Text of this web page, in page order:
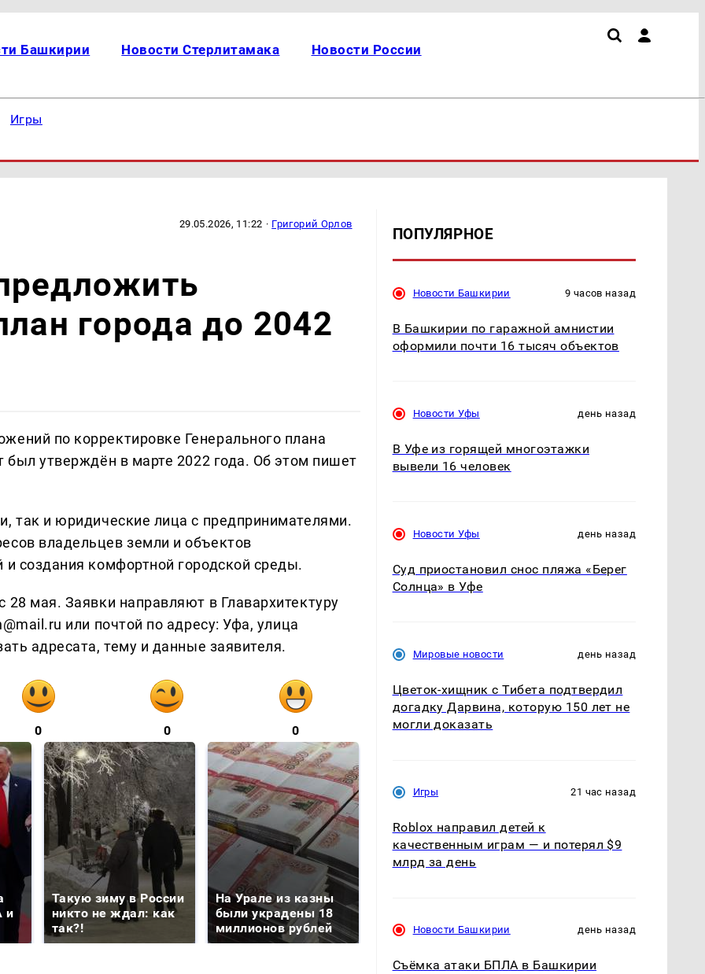
Башкирии Новости Стерлитамака Новости России
Игры
29.05.2026, 11:22 · Григорий Орлов
города до 2042
по корректировке Генерального плана
был утверждён в марте 2022 года. Об этом пишет
так и юридические лица с предпринимателями.
владельцев земли и объектов
и создания комфортной городской среды.
мая. Заявки направляют в Главархитектуру
или почтой по адресу: Уфа, улица
адресата, тему и данные заявителя.
0 0 0
и
Такую зиму в России
никто не ждал: как
так?!
На Урале из казны
были украдены 18
миллионов рублей
Кавказе: смотреть
магазина: список
ПОПУЛЯРНОЕ
Новости Башкирии 9 часов назад
В Башкирии по гаражной амнистии
оформили почти 16 тысяч объектов
Новости Уфы день назад
В Уфе из горящей многоэтажки
вывели 16 человек
Новости Уфы день назад
Суд приостановил снос пляжа «Берег
Солнца» в Уфе
Мировые новости день назад
Цветок-хищник с Тибета подтвердил
догадку Дарвина, которую 150 лет не
могли доказать
Игры 21 час назад
Roblox направил детей к
качественным играм — и потерял $9
млрд за день
Новости Башкирии день назад
Съёмка атаки БПЛА в Башкирии